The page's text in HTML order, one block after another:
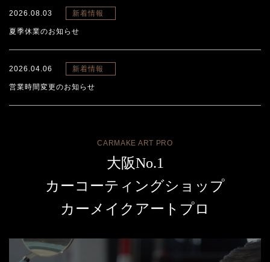
2026.08.03 新着情報
夏季休業のお知らせ
2026.04.06 新着情報
営業時間変更のお知らせ
CARMAKE ART PRO
大阪No.1
カーコーティングショップ
カーメイクアートプロ